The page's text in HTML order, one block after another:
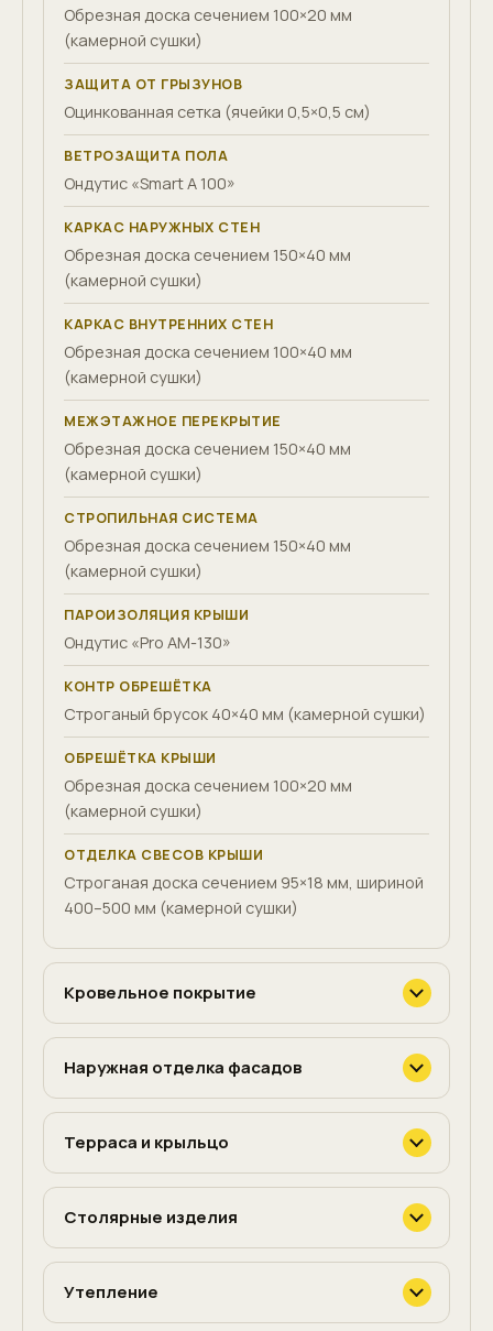
Обрезная доска сечением 100×20 мм
(камерной сушки)
ЗАЩИТА ОТ ГРЫЗУНОВ
Оцинкованная сетка (ячейки 0,5×0,5 см)
ВЕТРОЗАЩИТА ПОЛА
Ондутис «Smart A 100»
КАРКАС НАРУЖНЫХ СТЕН
Обрезная доска сечением 150×40 мм
(камерной сушки)
КАРКАС ВНУТРЕННИХ СТЕН
Обрезная доска сечением 100×40 мм
(камерной сушки)
МЕЖЭТАЖНОЕ ПЕРЕКРЫТИЕ
Обрезная доска сечением 150×40 мм
(камерной сушки)
СТРОПИЛЬНАЯ СИСТЕМА
Обрезная доска сечением 150×40 мм
(камерной сушки)
ПАРОИЗОЛЯЦИЯ КРЫШИ
Ондутис «Pro AM-130»
КОНТР ОБРЕШЁТКА
Строганый брусок 40×40 мм (камерной сушки)
ОБРЕШЁТКА КРЫШИ
Обрезная доска сечением 100×20 мм
(камерной сушки)
ОТДЕЛКА СВЕСОВ КРЫШИ
Строганая доска сечением 95×18 мм, шириной
400–500 мм (камерной сушки)
Кровельное покрытие
Наружная отделка фасадов
Терраса и крыльцо
Столярные изделия
Утепление